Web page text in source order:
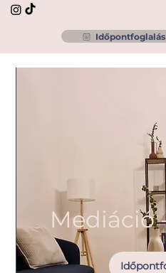
Időpontfoglalás
Mediáció